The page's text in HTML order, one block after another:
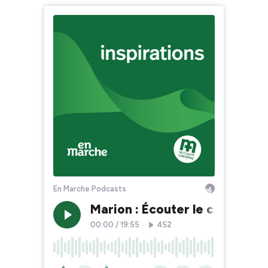
En Marche Podcasts
Marion : Écouter le cri du
00:00 / 19:55 452